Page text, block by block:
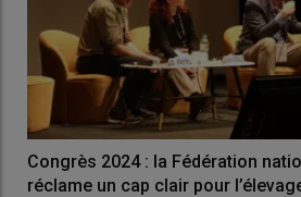
Congrès 2024 : la Fédération
réclame un cap clair pour